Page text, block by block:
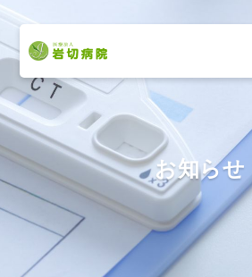
お知らせ